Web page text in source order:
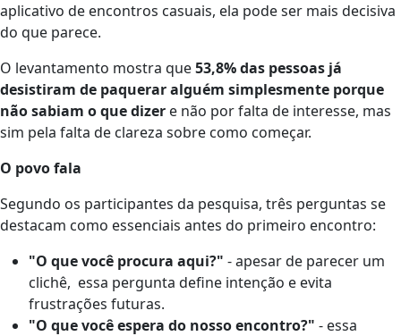
aplicativo de encontros casuais, ela pode ser mais decisiva
do que parece.
O levantamento mostra que53,8% das pessoas já
desistiram de paquerar alguém simplesmente porque
não sabiam o que dizer e não por falta de interesse, mas
sim pela falta de clareza sobre como começar.
O povo fala
Segundo os participantes da pesquisa, três perguntas se
destacam como essenciais antes do primeiro encontro:
"O que você procura aqui?" - apesar de parecer um
clichê, essa pergunta define intenção e evita
frustrações futuras.
"O que você espera do nosso encontro?" - essa